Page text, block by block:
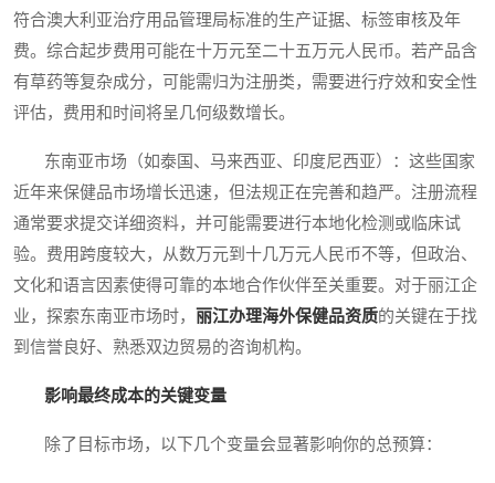
符合澳大利亚治疗用品管理局标准的生产证据、标签审核及年
费。综合起步费用可能在十万元至二十五万元人民币。若产品含
有草药等复杂成分，可能需归为注册类，需要进行疗效和安全性
评估，费用和时间将呈几何级数增长。
东南亚市场（如泰国、马来西亚、印度尼西亚）：这些国家
近年来保健品市场增长迅速，但法规正在完善和趋严。注册流程
通常要求提交详细资料，并可能需要进行本地化检测或临床试
验。费用跨度较大，从数万元到十几万元人民币不等，但政治、
文化和语言因素使得可靠的本地合作伙伴至关重要。对于丽江企
业，探索东南亚市场时， 丽江办理海外保健品资质的关键在于找
到信誉良好、熟悉双边贸易的咨询机构。
影响最终成本的关键变量
除了目标市场，以下几个变量会显著影响你的总预算：